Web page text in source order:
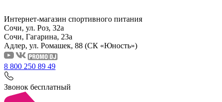
Интернет-магазин спортивного питания
Сочи, ул. Роз, 32а
Сочи, Гагарина, 23а
Адлер, ул. Ромашек, 88 (СК «Юность»)
8 800 250 89 49
Звонок бесплатный